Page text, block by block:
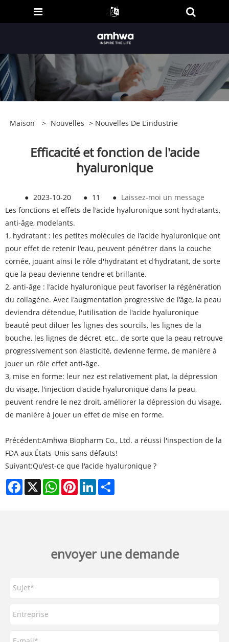
Maison > Nouvelles > Nouvelles De L'industrie
Efficacité et fonction de l'acide
hyaluronique
● 2023-10-20 ● 11 ● Laissez-moi un message
Les fonctions et effets de l'acide hyaluronique sont hydratants,
anti-âge, modelants.
1, hydratant : les petites molécules de l'acide hyaluronique ont
pour effet de retenir l'eau, peuvent pénétrer dans la couche
cornée, jouant ainsi le rôle d'hydratant et d'hydratant, de sorte
que la peau devienne tendre et brillante.
2, anti-âge : l'acide hyaluronique peut favoriser la régénération
du collagène. Avec l'augmentation progressive de l'âge, la peau
deviendra détendue, l'utilisation de l'acide hyaluronique
beauté peut diluer les lignes des sourcils, les lignes de la
bouche, les lignes de décret, etc., de sorte que la peau retrouve
progressivement son élasticité, devienne ferme, de manière à
jouer un rôle effet anti-âge.
3, mise en forme: leur nez est relativement plat, la dépression
du visage, l'injection d'acide hyaluronique dans la peau,
peuvent rendre le nez droit, améliorer la dépression du visage,
de manière à jouer un effet de mise en forme.
Précédent:Amhwa Biopharm Co., Ltd. a réussi l'inspection de la
FDA aux États-Unis sans défauts!
Suivant:Qu'est-ce que l'acide hyaluronique ?
Facebook
X WhatsAppPinterestLinkedIn
envoyer une demande